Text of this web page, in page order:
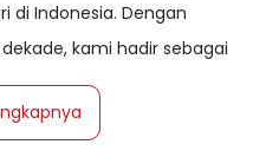
di Indonesia. Dengan
kami hadir sebagai
terkemuka yang
electric motor dan